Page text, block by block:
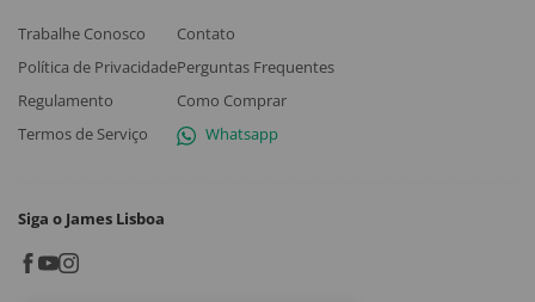
Trabalhe Conosco
Política de Privacidade
Regulamento
Termos de Serviço
Contato
Perguntas Frequentes
Como Comprar
Whatsapp
Siga o James Lisboa